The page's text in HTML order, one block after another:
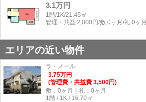
3.1万円
1階/1K/21.45㎡
管理・共益:2,000円/敷:0ヶ月/礼:0ヶ月
エリアの近い物件
ラ・メール
3.75万円
(管理費・共益費 3,500円)
敷：0ヶ月｜礼：0ヶ月
1階 / 1K / 16.70㎡